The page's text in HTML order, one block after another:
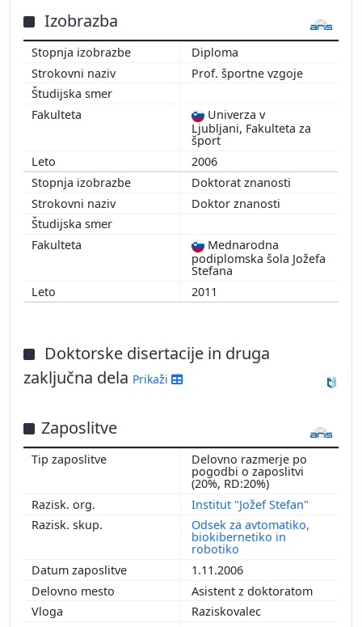
2010
2011
2012
2013
2014
Izobrazba
Diploma
Prof. športne vzgoje
Univerza v
Ljubljani, Fakulteta za
šport
2006
Doktorat znanosti
Doktor znanosti
Mednarodna
podiplomska šola Jožefa
Stefana
2011
Doktorske disertacije in druga
zaključna dela Prikaži
Zaposlitve
Delovno razmerje po
pogodbi o zaposlitvi
(20%, RD:20%)
Institut "Jožef Stefan"
Odsek za avtomatiko,
biokibernetiko in
robotiko
1.11.2006
Asistent z doktoratom
Raziskovalec